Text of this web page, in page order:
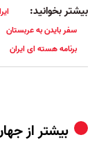
بیشتر بخوانید:
سفر بایدن به عربستان
برنامه هسته ای ایران
بیشتر از